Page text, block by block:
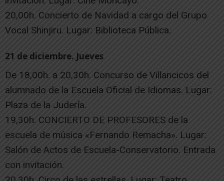
20,00h. Concierto de Navidad a cargo del Grupo
Vocal Shinjiru. Lugar: Biblioteca Pública.
21 de diciembre. Jueves
De 18,00h. a 20,30h. Concurso de Villancicos del
alumnado de la Escuela Oficial de Idiomas. Lugar:
Plaza de la Judería.
19,30h. CONCIERTO DE PROFESORES de la
escuela de música «Fernando Remacha». Lugar:
Salón de Actos de Escuela-Conservatorio. Entrada
con invitación.